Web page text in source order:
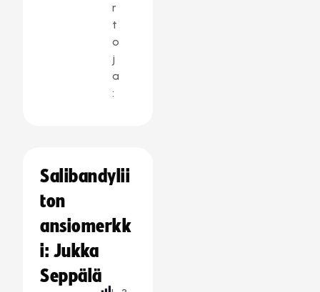
r
t
o
j
a
:
Salibandylii
ton
ansiomerkk
i: Jukka
Seppälä